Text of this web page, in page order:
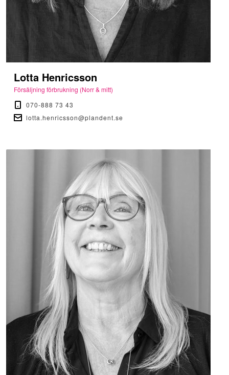
Lotta Henricsson
Försäljning förbrukning (Norr & mitt)
070-888 73 43
lotta.henricsson@plandent.se